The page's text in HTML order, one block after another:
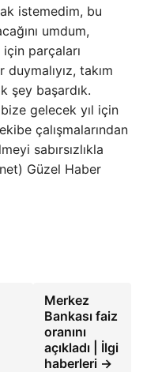
istemedim, bu
umdum,
parçaları
takım
şey başardık.
gelecek yıl için
çalışmalarından
sabırsızlıkla
Güzel Haber
Merkez
Bankası faiz
oranını
açıkladı | İlgi
haberleri →